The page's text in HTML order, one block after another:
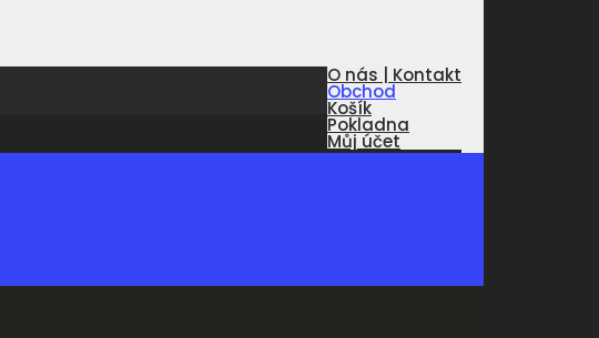
O nás | Kontakt
Obchod
Košík
Pokladna
Můj účet